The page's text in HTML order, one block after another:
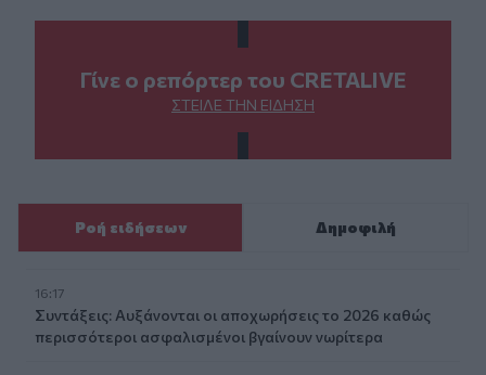
Γίνε ο ρεπόρτερ του CRETALIVE
ΣΤΕΊΛΕ ΤΗΝ ΕΊΔΗΣΗ
Ροή ειδήσεων Δημοφιλή
16:17
Συντάξεις: Αυξάνονται οι αποχωρήσεις το 2026 καθώς
περισσότεροι ασφαλισμένοι βγαίνουν νωρίτερα